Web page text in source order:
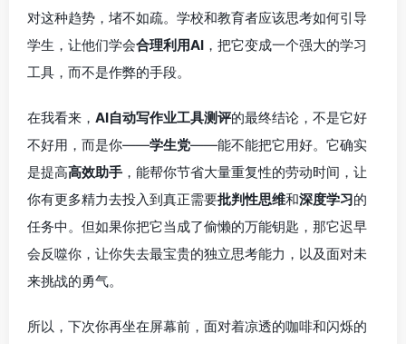
对这种趋势，堵不如疏。学校和教育者应该思考如何引导
学生，让他们学会合理利用AI ，把它变成一个强大的学习
工具，而不是作弊的手段。
在我看来， AI自动写作业工具测评的最终结论，不是它好
不好用，而是你——学生党——能不能把它用好。它确实
是提高高效助手 ，能帮你节省大量重复性的劳动时间，让
你有更多精力去投入到真正需要批判性思维和深度学习的
任务中。但如果你把它当成了偷懒的万能钥匙，那它迟早
会反噬你，让你失去最宝贵的独立思考能力，以及面对未
来挑战的勇气。
所以，下次你再坐在屏幕前，面对着凉透的咖啡和闪烁的